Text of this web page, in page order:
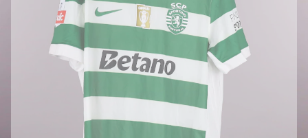
월드 챔피언십 경매
레전드 컬렉션